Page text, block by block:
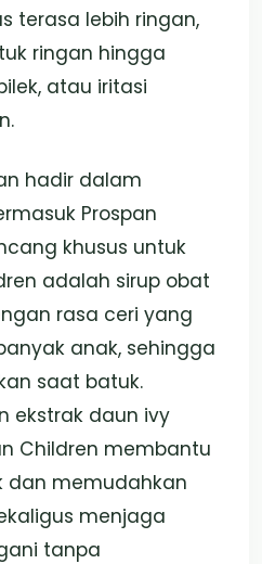
terasa lebih ringan,
ringan hingga
atau iritasi
hadir dalam
Prospan
khusus untuk
adalah sirup obat
rasa ceri yang
anak, sehingga
saat batuk.
ekstrak daun ivy
Children membantu
dan memudahkan
menjaga
tanpa